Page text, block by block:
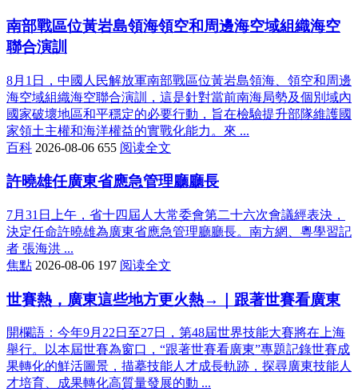
南部戰區位黃岩島領海領空和周邊海空域組織海空
聯合演訓
8月1日，中國人民解放軍南部戰區位黃岩島領海、領空和周邊
海空域組織海空聯合演訓，這是針對當前南海局勢及個別域內
國家破壞地區和平穩定的必要行動，旨在檢驗提升部隊維護國
家領土主權和海洋權益的實戰化能力。來 ...
百科 2026-08-06 655 阅读全文
許曉雄任廣東省應急管理廳廳長
7月31日上午，省十四屆人大常委會第二十六次會議經表決，
決定任命許曉雄為廣東省應急管理廳廳長。南方網、粵學習記
者 張海洪 ...
焦點 2026-08-06 197 阅读全文
世賽熱，廣東這些地方更火熱→｜跟著世賽看廣東
開欄語：今年9月22日至27日，第48屆世界技能大賽將在上海
舉行。以本屆世賽為窗口，“跟著世賽看廣東”專題記錄世賽成
果轉化的鮮活圖景，描摹技能人才成長軌跡，探尋廣東技能人
才培育、成果轉化高質量發展的動 ...